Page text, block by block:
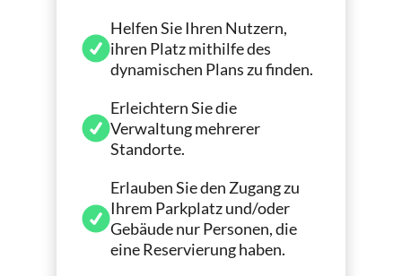
Helfen Sie Ihren Nutzern,
ihren Platz mithilfe des
dynamischen Plans zu finden.
Erleichtern Sie die
Verwaltung mehrerer
Standorte.
Erlauben Sie den Zugang zu
Ihrem Parkplatz und/oder
Gebäude nur Personen, die
eine Reservierung haben.